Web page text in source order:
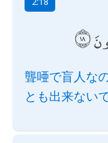
聾唖で盲人な
とも出来ない